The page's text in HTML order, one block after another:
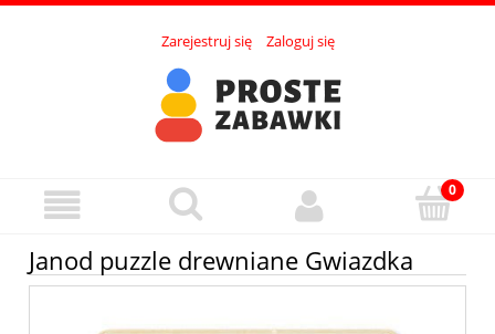
Zarejestruj się Zaloguj się
Janod puzzle drewniane Gwiazdka